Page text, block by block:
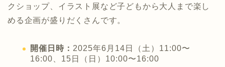
クショップ、イラスト展など子どもから大人まで楽し
める企画が盛りだくさんです。
開催日時： 2025年6月14日（土）11:00〜
16:00、15日（日）10:00〜16:00